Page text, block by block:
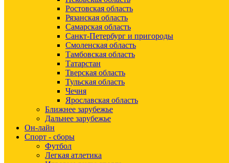
Ростовская область
Рязанская область
Самарская область
Санкт-Петербург и пригороды
Смоленская область
Тамбовская область
Татарстан
Тверская область
Тульская область
Чечня
Ярославская область
Ближнее зарубежье
Дальнее зарубежье
Он-лайн
Спорт - сборы
Футбол
Легкая атлетика